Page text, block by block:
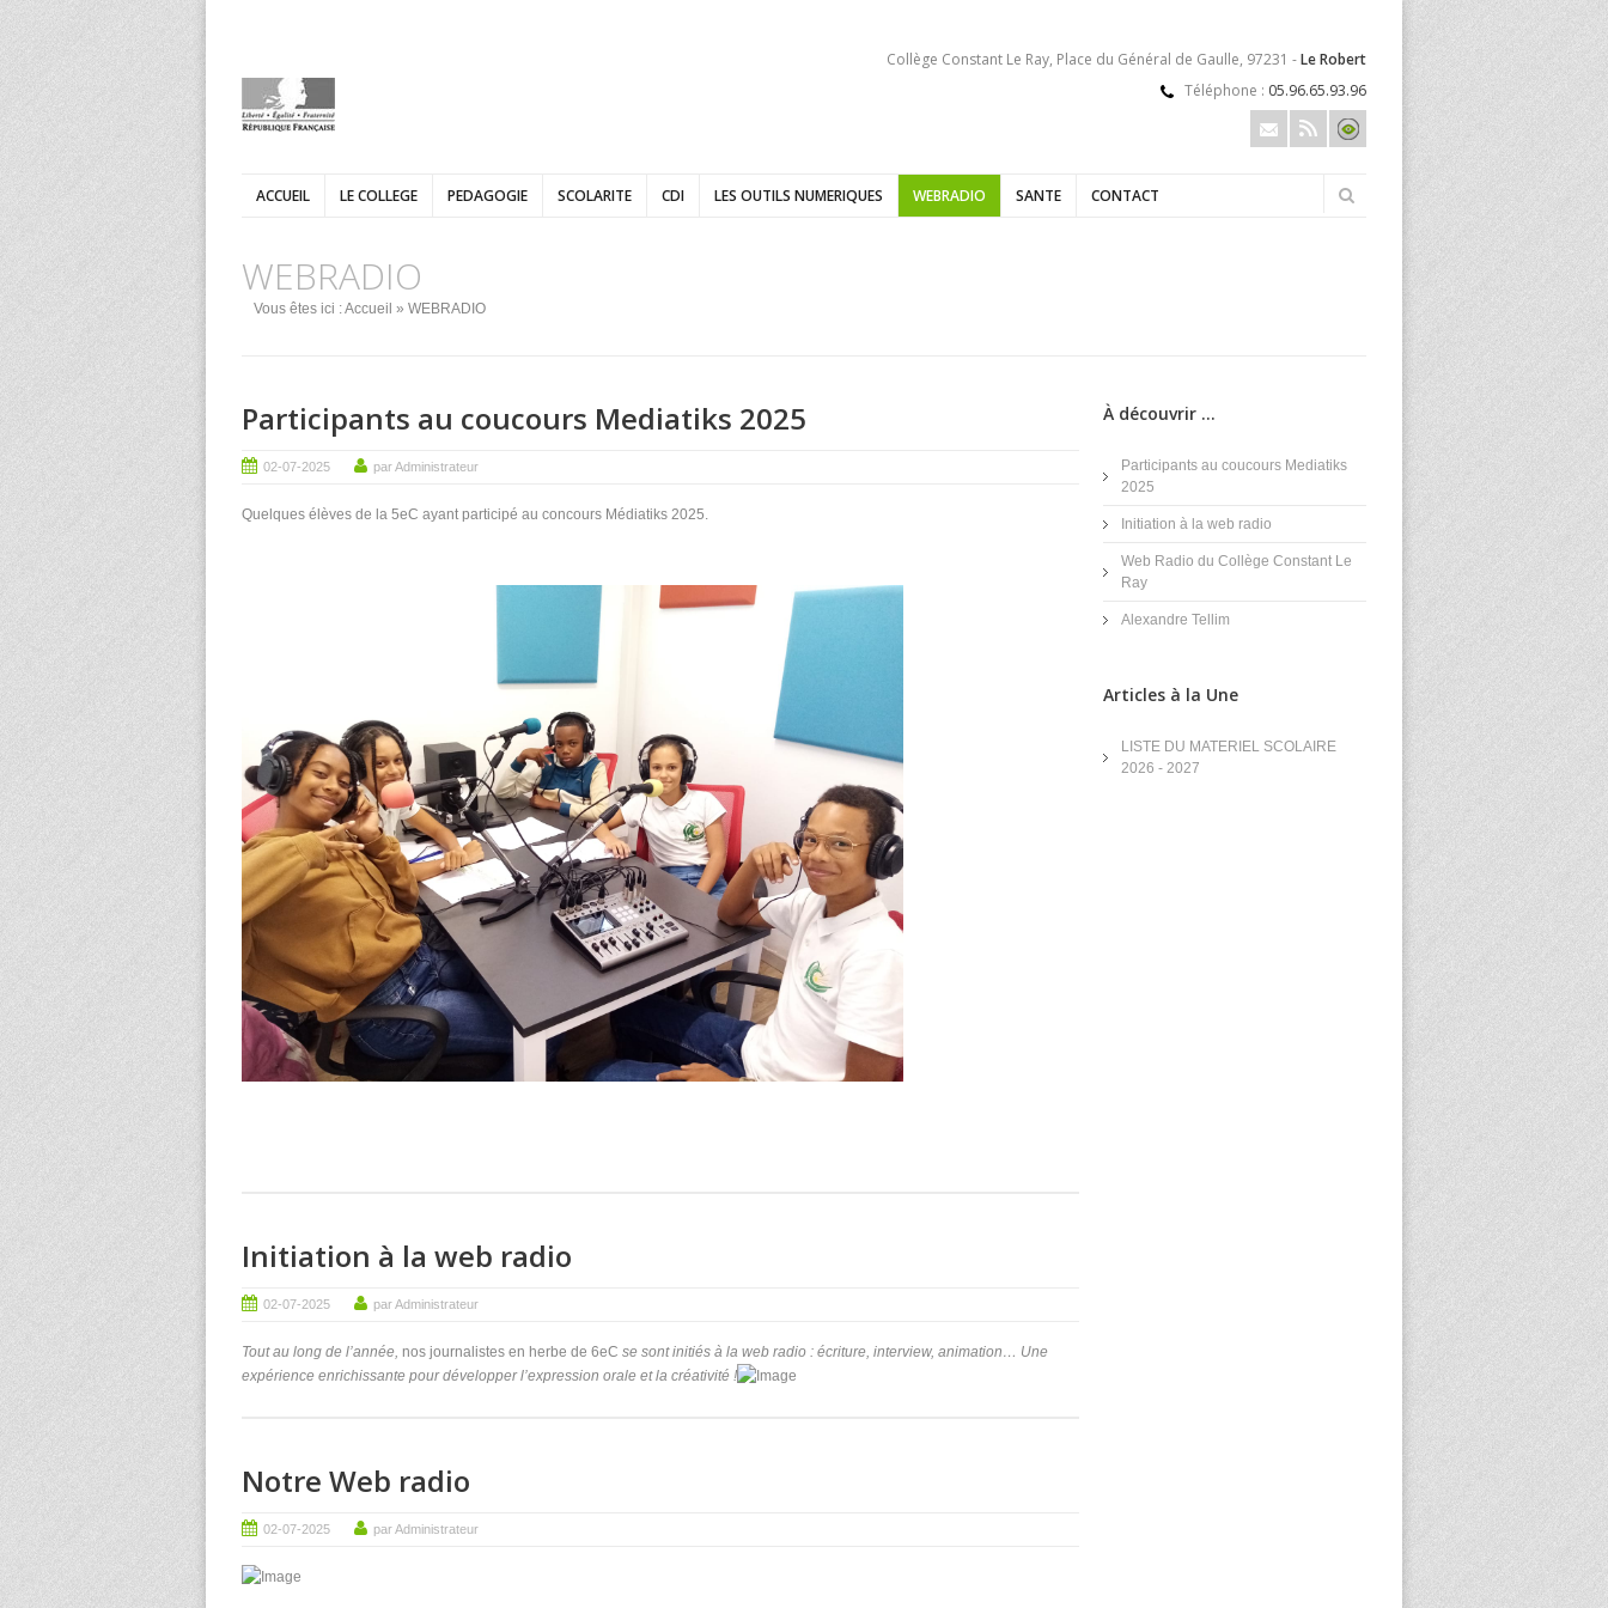
Collège Constant Le Ray, Place du Général de Gaulle, 97231 -Le Robert
Téléphone : 05.96.65.93.96
ACCUEIL LE COLLEGE PEDAGOGIE SCOLARITE CDI LES OUTILS NUMERIQUES WEBRADIO SANTE CONTACT
WEBRADIO
Vous êtes ici :Accueil » WEBRADIO
Participants au coucours Mediatiks 2025
02-07-2025 par Administrateur
Quelques élèves de la 5eC ayant participé au concours Médiatiks 2025.
Initiation à la web radio
02-07-2025 par Administrateur
Tout au long de l’année, nos journalistes en herbe de 6eC se sont initiés à la web radio : écriture, interview, animation… Une
expérience enrichissante pour développer l’expression orale et la créativité !
Notre Web radio
02-07-2025 par Administrateur
À découvrir ...
Participants au coucours Mediatiks
2025
Initiation à la web radio
Web Radio du Collège Constant Le
Ray
Alexandre Tellim
Articles à la Une
LISTE DU MATERIEL SCOLAIRE
2026 - 2027